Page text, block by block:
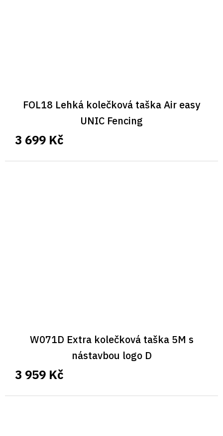
FOL18 Lehká kolečková taška Air easy
UNIC Fencing
3 699 Kč
W071D Extra kolečková taška 5M s
nástavbou logo D
3 959 Kč